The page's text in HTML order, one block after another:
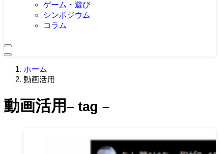
ゲーム・遊び
シンポジウム
コラム
ホーム
動画活用
動画活用– tag –